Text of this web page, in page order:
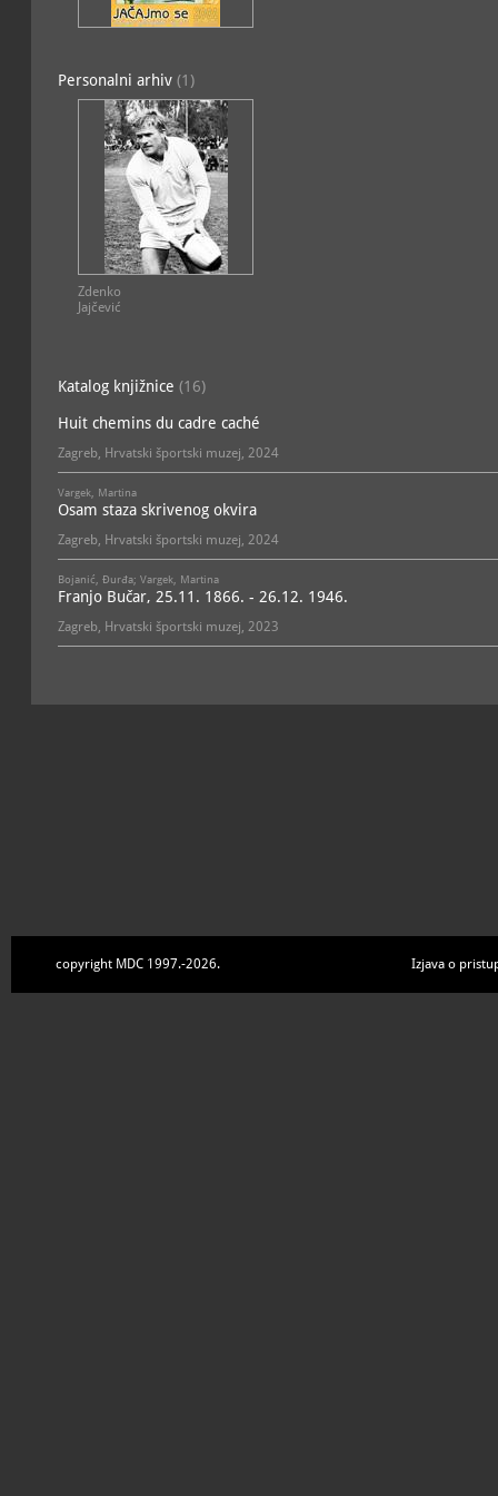
Personalni arhiv (1)
Zdenko
Jajčević
Katalog knjižnice (16)
Huit chemins du cadre caché
Zagreb, Hrvatski športski muzej, 2024
Vargek, Martina
Osam staza skrivenog okvira
Zagreb, Hrvatski športski muzej, 2024
Bojanić, Đurđa; Vargek, Martina
Franjo Bučar, 25.11. 1866. - 26.12. 1946.
Zagreb, Hrvatski športski muzej, 2023
copyright MDC 1997.-2026. Izjava o